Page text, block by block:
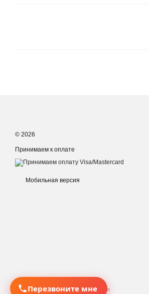
© 2026
Принимаем к оплате
Мобильная версия
Интернет-магазин создан с Хорошоп
Перезвоните мне